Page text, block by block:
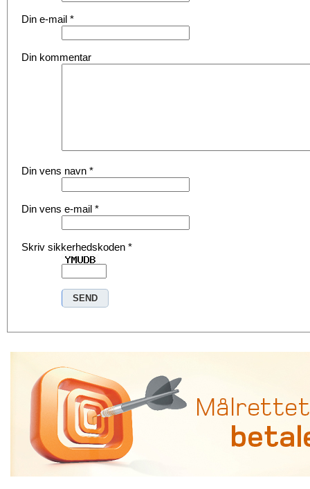
Din e-mail *
Din kommentar
Din vens navn *
Din vens e-mail *
Skriv sikkerhedskoden *